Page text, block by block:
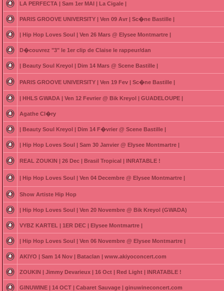
LA PERFECTA | Sam 1er MAI | La Cigale |
PARIS GROOVE UNIVERSITY | Ven 09 Avr | Sc�ne Bastille |
| Hip Hop Loves Soul | Ven 26 Mars @ Elysee Montmartre |
D�couvrez "3" le 1er clip de Claise le rappeur/dan
| Beauty Soul Kreyol | Dim 14 Mars @ Scene Bastille |
PARIS GROOVE UNIVERSITY | Ven 19 Fev | Sc�ne Bastille |
| HHLS GWADA | Ven 12 Fevrier @ Bik Kreyol | GUADELOUPE |
Agathe Cl�ry
| Beauty Soul Kreyol | Dim 14 F�vrier @ Scene Bastille |
| Hip Hop Loves Soul | Sam 30 Janvier @ Elysee Montmartre |
REAL ZOUKIN | 26 Dec | Brasil Tropical | INRATABLE !
| Hip Hop Loves Soul | Ven 04 Decembre @ Elysee Montmartre |
Show Artiste Hip Hop
| Hip Hop Loves Soul | Ven 20 Novembre @ Bik Kreyol (GWADA)
VYBZ KARTEL | 1ER DEC | Elysee Montmartre |
| Hip Hop Loves Soul | Ven 06 Novembre @ Elysee Montmartre |
AKIYO | Sam 14 Nov | Bataclan | www.akiyoconcert.com
ZOUKIN | Jimmy Devarieux | 16 Oct | Red Light | INRATABLE !
GINUWINE | 14 OCT | Cabaret Sauvage | ginuwineconcert.com